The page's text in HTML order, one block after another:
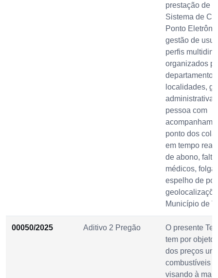
prestação de
Sistema de
Ponto
gestão de
perfis
organizados
localidades,
administrativa
pessoa com
ponto dos
em tempo real
de abono,
médicos,
espelho de
Município de
00050/2025 Aditivo 2 Pregão
O presente
tem por objeto
dos preços
combustíveis
visando à